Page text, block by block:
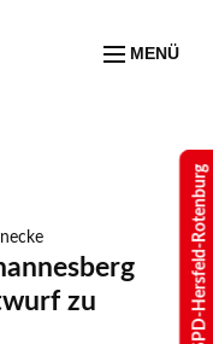
MENÜ
zu
SPD-Hersfeld-Rotenburg